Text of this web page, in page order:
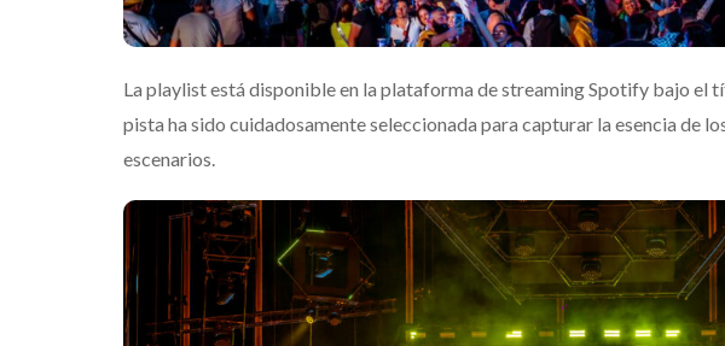
La playlist está disponible en la plataforma de streaming Spotify bajo el
pista ha sido cuidadosamente seleccionada para capturar la esencia de
escenarios.